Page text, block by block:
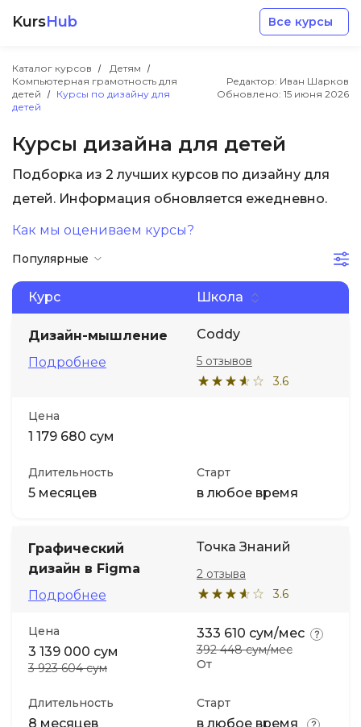
KursHub Все курсы
Каталог курсов
Детям
Компьютерная грамотность для
детей
Курсы по дизайну для
детей
Редактор: Иван Шарков
Обновлено: 15 июня 2026
Курсы дизайна для детей
Подборка из 2 лучших курсов по дизайну для
детей. Информация обновляется ежедневно.
Как мы оцениваем курсы?
Популярные
Курс Школа
Дизайн-мышление
Подробнее
Coddy
3.6
5 отзывов
Цена
1 179 680 сум
Длительность
5 месяцев
Старт
в любое время
Графический
дизайн в Figma
Подробнее
Точка Знаний
3.6
2 отзыва
Цена
3 139 000 сум
3 923 604 сум От
333 610 сум/мес
392 448 сум/мес
Длительность
8 месяцев
Старт
в любое время
Разработка
Дизайн
Аналитика
Менеджмент
Soft Skills
ДПО
Акции и промокоды